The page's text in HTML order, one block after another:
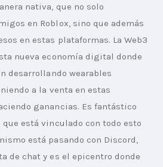
nativa, que no solo
en Roblox, sino que además
en estas plataformas. La Web3
nueva economía digital donde
desarrollando wearables
a la venta en estas
ganancias. Es fantástico
está vinculado con todo esto
está pasando con Discord,
de chat y es el epicentro donde